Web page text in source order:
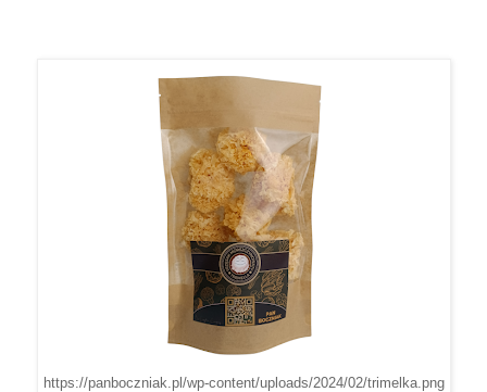
https://panboczniak.pl/wp-content/uploads/2024/02/trimelka.png